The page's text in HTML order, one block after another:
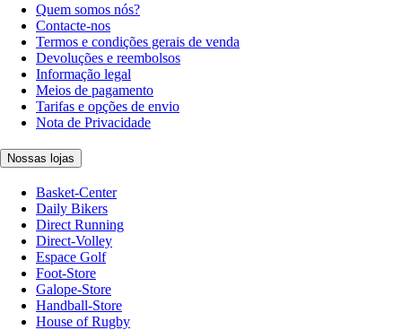
Quem somos nós?
Contacte-nos
Termos e condições gerais de venda
Devoluções e reembolsos
Informação legal
Meios de pagamento
Tarifas e opções de envio
Nota de Privacidade
Nossas lojas
Basket-Center
Daily Bikers
Direct Running
Direct-Volley
Espace Golf
Foot-Store
Galope-Store
Handball-Store
House of Rugby